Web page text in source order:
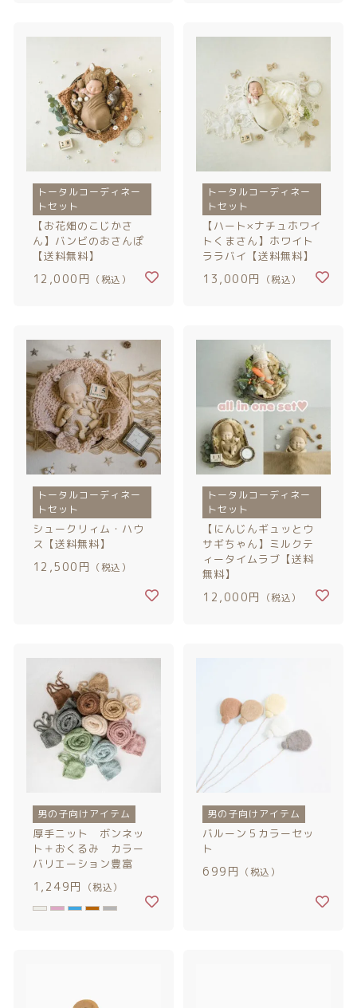
トータルコーディネー
トセット
【お花畑のこじかさ
ん】バンビのおさんぽ
【送料無料】
12,000円 （税込）
トータルコーディネー
トセット
【ハート×ナチュホワイ
トくまさん】ホワイト
ララバイ【送料無料】
13,000円 （税込）
トータルコーディネー
トセット
シュークリィム・ハウ
ス【送料無料】
12,500円 （税込）
トータルコーディネー
トセット
【にんじんギュッとウ
サギちゃん】ミルクテ
ィータイムラブ【送料
無料】
12,000円 （税込）
男の子向けアイテム
厚手ニット ボンネッ
ト＋おくるみ カラー
バリエーション豊富
1,249円 （税込）
男の子向けアイテム
バルーン５カラーセッ
ト
699円 （税込）